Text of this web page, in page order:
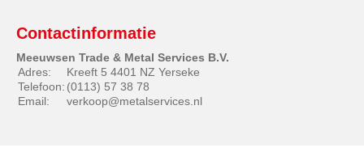
Contactinformatie
Meeuwsen Trade & Metal Services B.V.
Adres:
Kreeft 5 4401 NZ Yerseke
Telefoon: (0113) 57 38 78
Email:
verkoop@metalservices.nl